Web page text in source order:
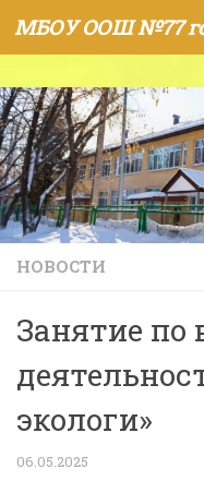
Skip to content
МБОУ ООШ №77
НОВОСТИ
Занятие по
экологи»
06.05.2025